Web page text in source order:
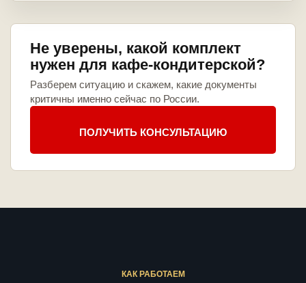
Не уверены, какой комплект
нужен для кафе-кондитерской?
Разберем ситуацию и скажем, какие документы
критичны именно сейчас по России.
ПОЛУЧИТЬ КОНСУЛЬТАЦИЮ
КАК РАБОТАЕМ